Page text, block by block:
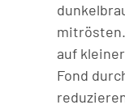
mitrösten.
auf
Fond